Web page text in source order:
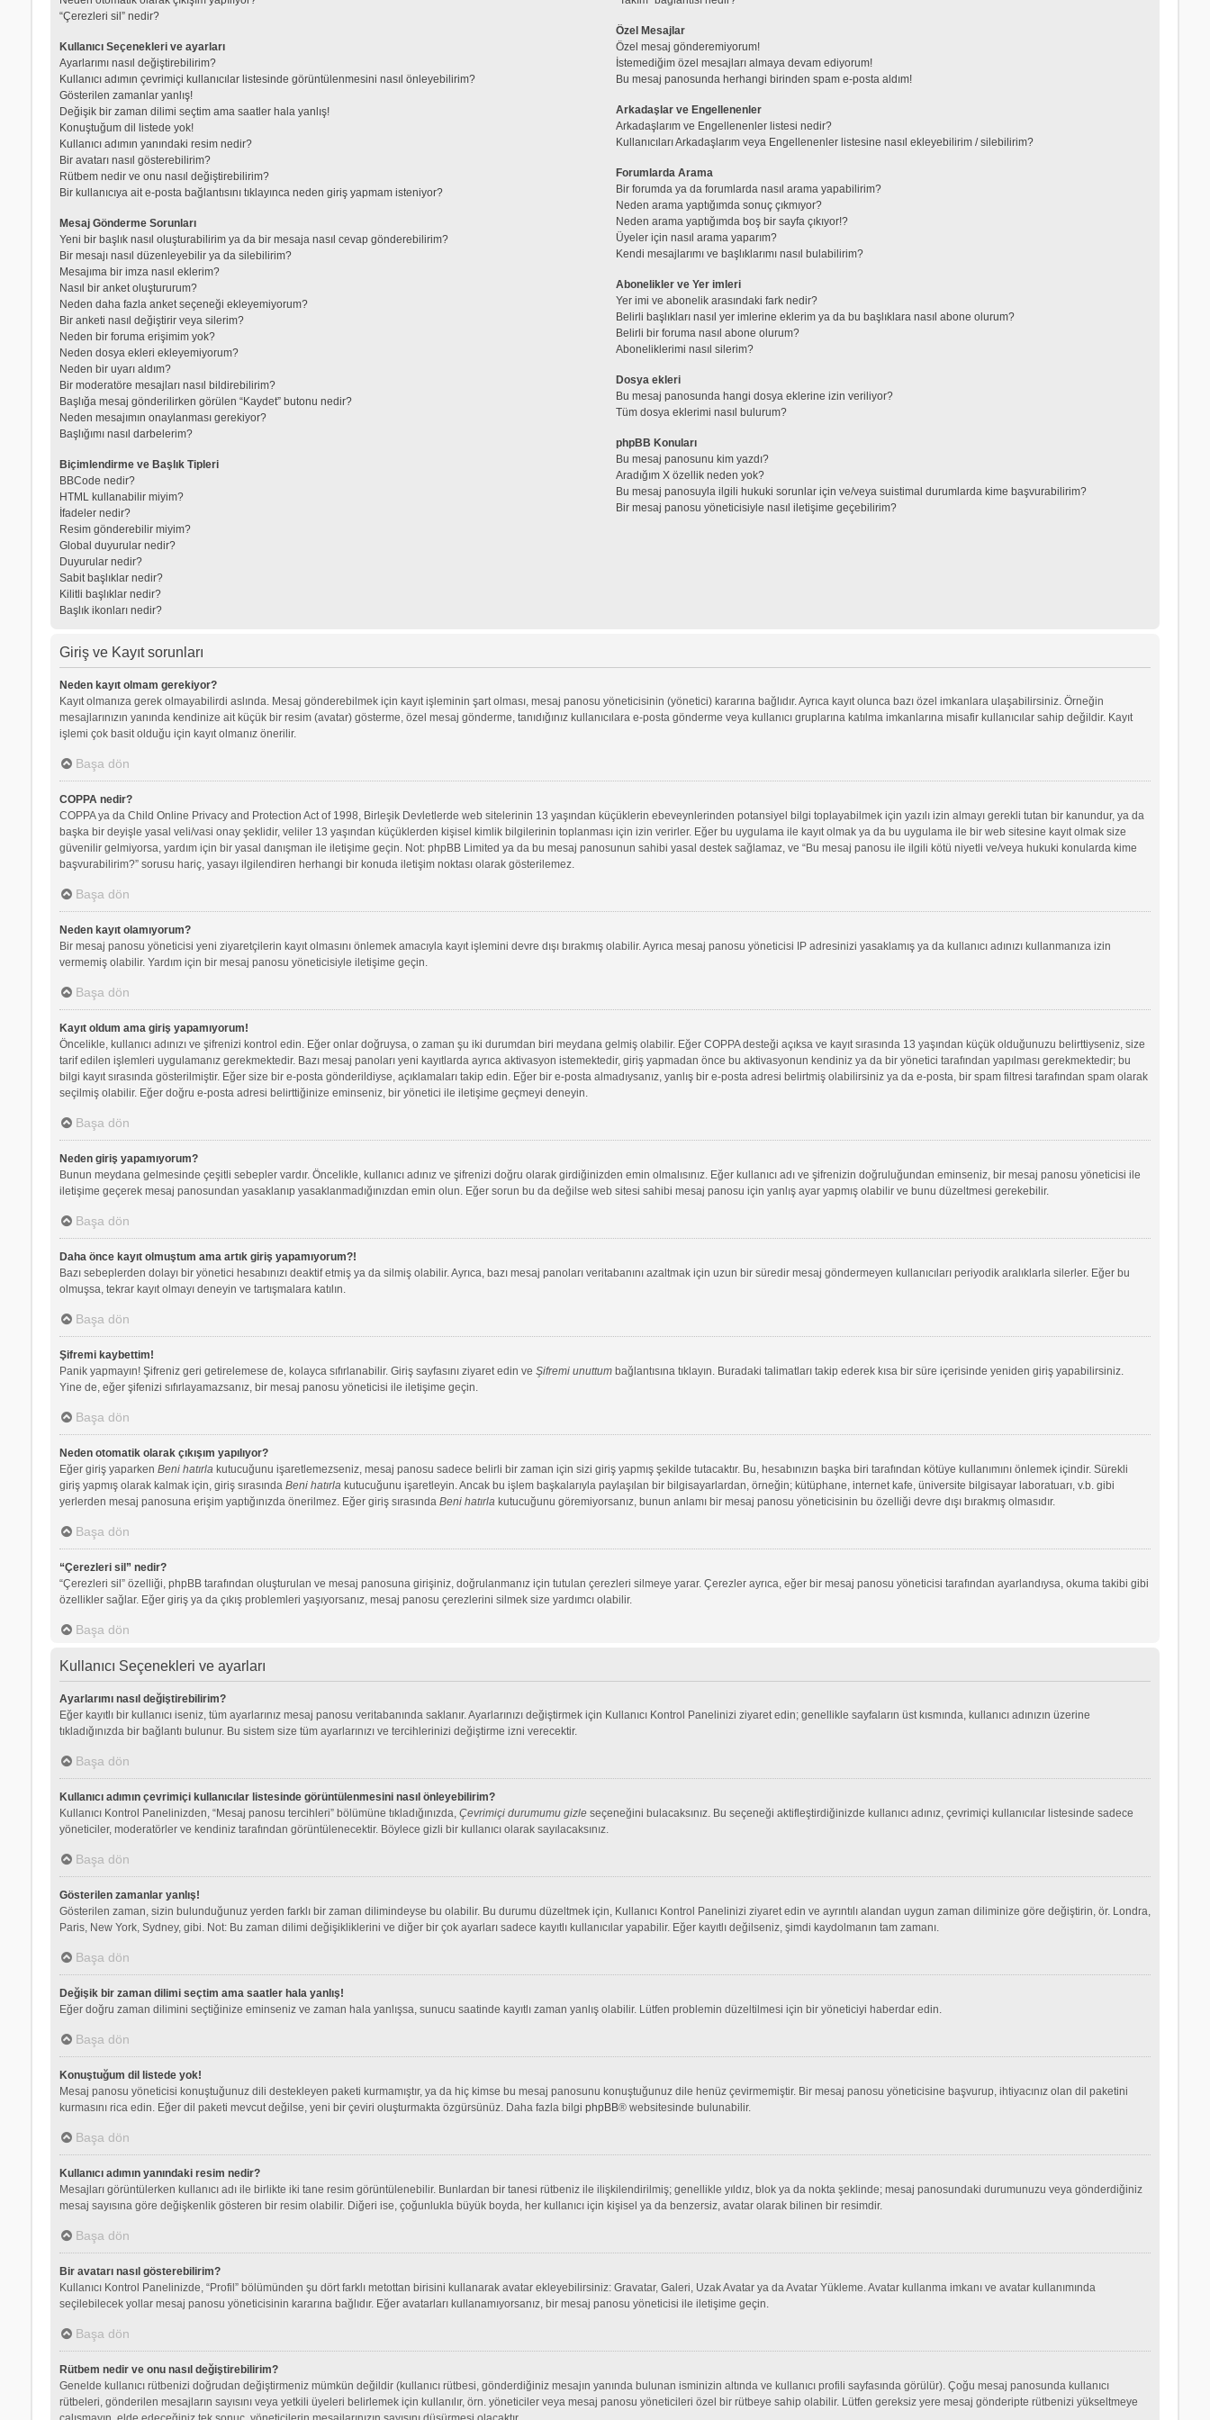
“Çerezleri sil” nedir?
Kullanıcı Seçenekleri ve ayarları
Ayarlarımı nasıl değiştirebilirim?
Kullanıcı adımın çevrimiçi kullanıcılar listesinde görüntülenmesini nasıl önleyebilirim?
Gösterilen zamanlar yanlış!
Değişik bir zaman dilimi seçtim ama saatler hala yanlış!
Konuştuğum dil listede yok!
Kullanıcı adımın yanındaki resim nedir?
Bir avatarı nasıl gösterebilirim?
Rütbem nedir ve onu nasıl değiştirebilirim?
Bir kullanıcıya ait e-posta bağlantısını tıklayınca neden giriş yapmam isteniyor?
Mesaj Gönderme Sorunları
Yeni bir başlık nasıl oluşturabilirim ya da bir mesaja nasıl cevap gönderebilirim?
Bir mesajı nasıl düzenleyebilir ya da silebilirim?
Mesajıma bir imza nasıl eklerim?
Nasıl bir anket oluştururum?
Neden daha fazla anket seçeneği ekleyemiyorum?
Bir anketi nasıl değiştirir veya silerim?
Neden bir foruma erişimim yok?
Neden dosya ekleri ekleyemiyorum?
Neden bir uyarı aldım?
Bir moderatöre mesajları nasıl bildirebilirim?
Başlığa mesaj gönderilirken görülen “Kaydet” butonu nedir?
Neden mesajımın onaylanması gerekiyor?
Başlığımı nasıl darbelerim?
Biçimlendirme ve Başlık Tipleri
BBCode nedir?
HTML kullanabilir miyim?
İfadeler nedir?
Resim gönderebilir miyim?
Global duyurular nedir?
Duyurular nedir?
Sabit başlıklar nedir?
Kilitli başlıklar nedir?
Başlık ikonları nedir?
Özel Mesajlar
Özel mesaj gönderemiyorum!
İstemediğim özel mesajları almaya devam ediyorum!
Bu mesaj panosunda herhangi birinden spam e-posta aldım!
Arkadaşlar ve Engellenenler
Arkadaşlarım ve Engellenenler listesi nedir?
Kullanıcıları Arkadaşlarım veya Engellenenler listesine nasıl ekleyebilirim / silebilirim?
Forumlarda Arama
Bir forumda ya da forumlarda nasıl arama yapabilirim?
Neden arama yaptığımda sonuç çıkmıyor?
Neden arama yaptığımda boş bir sayfa çıkıyor!?
Üyeler için nasıl arama yaparım?
Kendi mesajlarımı ve başlıklarımı nasıl bulabilirim?
Abonelikler ve Yer imleri
Yer imi ve abonelik arasındaki fark nedir?
Belirli başlıkları nasıl yer imlerine eklerim ya da bu başlıklara nasıl abone olurum?
Belirli bir foruma nasıl abone olurum?
Aboneliklerimi nasıl silerim?
Dosya ekleri
Bu mesaj panosunda hangi dosya eklerine izin veriliyor?
Tüm dosya eklerimi nasıl bulurum?
phpBB Konuları
Bu mesaj panosunu kim yazdı?
Aradığım X özellik neden yok?
Bu mesaj panosuyla ilgili hukuki sorunlar için ve/veya suistimal durumlarda kime başvurabilirim?
Bir mesaj panosu yöneticisiyle nasıl iletişime geçebilirim?
Giriş ve Kayıt sorunları
Neden kayıt olmam gerekiyor?
Kayıt olmanıza gerek olmayabilirdi aslında. Mesaj gönderebilmek için kayıt işleminin şart olması, mesaj panosu yöneticisinin (yönetici) kararına bağlıdır. Ayrıca kayıt olunca bazı özel imkanlara ulaşabilirsiniz. Örneğin
mesajlarınızın yanında kendinize ait küçük bir resim (avatar) gösterme, özel mesaj gönderme, tanıdığınız kullanıcılara e-posta gönderme veya kullanıcı gruplarına katılma imkanlarına misafir kullanıcılar sahip değildir. Kayıt
işlemi çok basit olduğu için kayıt olmanız önerilir.
Başa dön
COPPA nedir?
COPPA ya da Child Online Privacy and Protection Act of 1998, Birleşik Devletlerde web sitelerinin 13 yaşından küçüklerin ebeveynlerinden potansiyel bilgi toplayabilmek için yazılı izin almayı gerekli tutan bir kanundur, ya da
başka bir deyişle yasal veli/vasi onay şeklidir, veliler 13 yaşından küçüklerden kişisel kimlik bilgilerinin toplanması için izin verirler. Eğer bu uygulama ile kayıt olmak ya da bu uygulama ile bir web sitesine kayıt olmak size
güvenilir gelmiyorsa, yardım için bir yasal danışman ile iletişime geçin. Not: phpBB Limited ya da bu mesaj panosunun sahibi yasal destek sağlamaz, ve “Bu mesaj panosu ile ilgili kötü niyetli ve/veya hukuki konularda kime
başvurabilirim?” sorusu hariç, yasayı ilgilendiren herhangi bir konuda iletişim noktası olarak gösterilemez.
Başa dön
Neden kayıt olamıyorum?
Bir mesaj panosu yöneticisi yeni ziyaretçilerin kayıt olmasını önlemek amacıyla kayıt işlemini devre dışı bırakmış olabilir. Ayrıca mesaj panosu yöneticisi IP adresinizi yasaklamış ya da kullanıcı adınızı kullanmanıza izin
vermemiş olabilir. Yardım için bir mesaj panosu yöneticisiyle iletişime geçin.
Başa dön
Kayıt oldum ama giriş yapamıyorum!
Öncelikle, kullanıcı adınızı ve şifrenizi kontrol edin. Eğer onlar doğruysa, o zaman şu iki durumdan biri meydana gelmiş olabilir. Eğer COPPA desteği açıksa ve kayıt sırasında 13 yaşından küçük olduğunuzu belirttiyseniz, size
tarif edilen işlemleri uygulamanız gerekmektedir. Bazı mesaj panoları yeni kayıtlarda ayrıca aktivasyon istemektedir, giriş yapmadan önce bu aktivasyonun kendiniz ya da bir yönetici tarafından yapılması gerekmektedir; bu
bilgi kayıt sırasında gösterilmiştir. Eğer size bir e-posta gönderildiyse, açıklamaları takip edin. Eğer bir e-posta almadıysanız, yanlış bir e-posta adresi belirtmiş olabilirsiniz ya da e-posta, bir spam filtresi tarafından spam olarak
seçilmiş olabilir. Eğer doğru e-posta adresi belirttiğinize eminseniz, bir yönetici ile iletişime geçmeyi deneyin.
Başa dön
Neden giriş yapamıyorum?
Bunun meydana gelmesinde çeşitli sebepler vardır. Öncelikle, kullanıcı adınız ve şifrenizi doğru olarak girdiğinizden emin olmalısınız. Eğer kullanıcı adı ve şifrenizin doğruluğundan eminseniz, bir mesaj panosu yöneticisi ile
iletişime geçerek mesaj panosundan yasaklanıp yasaklanmadığınızdan emin olun. Eğer sorun bu da değilse web sitesi sahibi mesaj panosu için yanlış ayar yapmış olabilir ve bunu düzeltmesi gerekebilir.
Başa dön
Daha önce kayıt olmuştum ama artık giriş yapamıyorum?!
Bazı sebeplerden dolayı bir yönetici hesabınızı deaktif etmiş ya da silmiş olabilir. Ayrıca, bazı mesaj panoları veritabanını azaltmak için uzun bir süredir mesaj göndermeyen kullanıcıları periyodik aralıklarla silerler. Eğer bu
olmuşsa, tekrar kayıt olmayı deneyin ve tartışmalara katılın.
Başa dön
Şifremi kaybettim!
Panik yapmayın! Şifreniz geri getirelemese de, kolayca sıfırlanabilir. Giriş sayfasını ziyaret edin ve Şifremi unuttumbağlantısına tıklayın. Buradaki talimatları takip ederek kısa bir süre içerisinde yeniden giriş yapabilirsiniz.
Yine de, eğer şifenizi sıfırlayamazsanız, bir mesaj panosu yöneticisi ile iletişime geçin.
Başa dön
Neden otomatik olarak çıkışım yapılıyor?
Eğer giriş yaparken Beni hatırlakutucuğunu işaretlemezseniz, mesaj panosu sadece belirli bir zaman için sizi giriş yapmış şekilde tutacaktır. Bu, hesabınızın başka biri tarafından kötüye kullanımını önlemek içindir. Sürekli
giriş yapmış olarak kalmak için, giriş sırasında Beni hatırlakutucuğunu işaretleyin. Ancak bu işlem başkalarıyla paylaşılan bir bilgisayarlardan, örneğin; kütüphane, internet kafe, üniversite bilgisayar laboratuarı, v.b. gibi
yerlerden mesaj panosuna erişim yaptığınızda önerilmez. Eğer giriş sırasında Beni hatırlakutucuğunu göremiyorsanız, bunun anlamı bir mesaj panosu yöneticisinin bu özelliği devre dışı bırakmış olmasıdır.
Başa dön
“Çerezleri sil” nedir?
“Çerezleri sil” özelliği, phpBB tarafından oluşturulan ve mesaj panosuna girişiniz, doğrulanmanız için tutulan çerezleri silmeye yarar. Çerezler ayrıca, eğer bir mesaj panosu yöneticisi tarafından ayarlandıysa, okuma takibi gibi
özellikler sağlar. Eğer giriş ya da çıkış problemleri yaşıyorsanız, mesaj panosu çerezlerini silmek size yardımcı olabilir.
Başa dön
Kullanıcı Seçenekleri ve ayarları
Ayarlarımı nasıl değiştirebilirim?
Eğer kayıtlı bir kullanıcı iseniz, tüm ayarlarınız mesaj panosu veritabanında saklanır. Ayarlarınızı değiştirmek için Kullanıcı Kontrol Panelinizi ziyaret edin; genellikle sayfaların üst kısmında, kullanıcı adınızın üzerine
tıkladığınızda bir bağlantı bulunur. Bu sistem size tüm ayarlarınızı ve tercihlerinizi değiştirme izni verecektir.
Başa dön
Kullanıcı adımın çevrimiçi kullanıcılar listesinde görüntülenmesini nasıl önleyebilirim?
Kullanıcı Kontrol Panelinizden, “Mesaj panosu tercihleri” bölümüne tıkladığınızda, Çevrimiçi durumumu gizleseçeneğini bulacaksınız. Bu seçeneği aktifleştirdiğinizde kullanıcı adınız, çevrimiçi kullanıcılar listesinde sadece
yöneticiler, moderatörler ve kendiniz tarafından görüntülenecektir. Böylece gizli bir kullanıcı olarak sayılacaksınız.
Başa dön
Gösterilen zamanlar yanlış!
Gösterilen zaman, sizin bulunduğunuz yerden farklı bir zaman dilimindeyse bu olabilir. Bu durumu düzeltmek için, Kullanıcı Kontrol Panelinizi ziyaret edin ve ayrıntılı alandan uygun zaman diliminize göre değiştirin, ör. Londra,
Paris, New York, Sydney, gibi. Not: Bu zaman dilimi değişikliklerini ve diğer bir çok ayarları sadece kayıtlı kullanıcılar yapabilir. Eğer kayıtlı değilseniz, şimdi kaydolmanın tam zamanı.
Başa dön
Değişik bir zaman dilimi seçtim ama saatler hala yanlış!
Eğer doğru zaman dilimini seçtiğinize eminseniz ve zaman hala yanlışsa, sunucu saatinde kayıtlı zaman yanlış olabilir. Lütfen problemin düzeltilmesi için bir yöneticiyi haberdar edin.
Başa dön
Konuştuğum dil listede yok!
Mesaj panosu yöneticisi konuştuğunuz dili destekleyen paketi kurmamıştır, ya da hiç kimse bu mesaj panosunu konuştuğunuz dile henüz çevirmemiştir. Bir mesaj panosu yöneticisine başvurup, ihtiyacınız olan dil paketini
kurmasını rica edin. Eğer dil paketi mevcut değilse, yeni bir çeviri oluşturmakta özgürsünüz. Daha fazla bilgi phpBB® websitesinde bulunabilir.
Başa dön
Kullanıcı adımın yanındaki resim nedir?
Mesajları görüntülerken kullanıcı adı ile birlikte iki tane resim görüntülenebilir. Bunlardan bir tanesi rütbeniz ile ilişkilendirilmiş; genellikle yıldız, blok ya da nokta şeklinde; mesaj panosundaki durumunuzu veya gönderdiğiniz
mesaj sayısına göre değişkenlik gösteren bir resim olabilir. Diğeri ise, çoğunlukla büyük boyda, her kullanıcı için kişisel ya da benzersiz, avatar olarak bilinen bir resimdir.
Başa dön
Bir avatarı nasıl gösterebilirim?
Kullanıcı Kontrol Panelinizde, “Profil” bölümünden şu dört farklı metottan birisini kullanarak avatar ekleyebilirsiniz: Gravatar, Galeri, Uzak Avatar ya da Avatar Yükleme. Avatar kullanma imkanı ve avatar kullanımında
seçilebilecek yollar mesaj panosu yöneticisinin kararına bağlıdır. Eğer avatarları kullanamıyorsanız, bir mesaj panosu yöneticisi ile iletişime geçin.
Başa dön
Rütbem nedir ve onu nasıl değiştirebilirim?
Genelde kullanıcı rütbenizi doğrudan değiştirmeniz mümkün değildir (kullanıcı rütbesi, gönderdiğiniz mesajın yanında bulunan isminizin altında ve kullanıcı profili sayfasında görülür). Çoğu mesaj panosunda kullanıcı
rütbeleri, gönderilen mesajların sayısını veya yetkili üyeleri belirlemek için kullanılır, örn. yöneticiler veya mesaj panosu yöneticileri özel bir rütbeye sahip olabilir. Lütfen gereksiz yere mesaj gönderipte rütbenizi yükseltmeye